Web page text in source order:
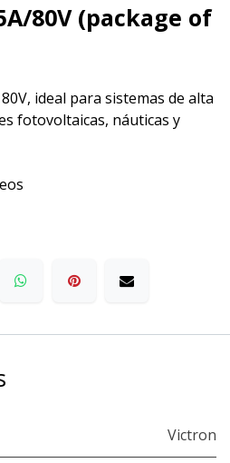
80V (package of
ideal para sistemas de alta
fotovoltaicas, náuticas y
Victron